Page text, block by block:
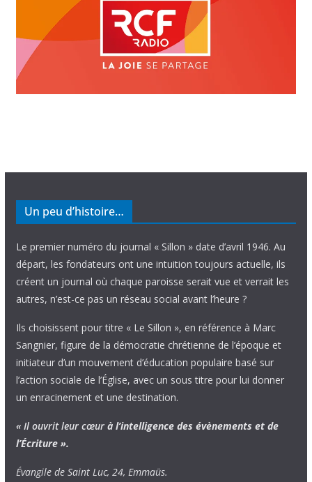
Un peu d’histoire…
Le premier numéro du journal « Sillon » date d’avril 1946. Au
départ, les fondateurs ont une intuition toujours actuelle, ils
créent un journal où chaque paroisse serait vue et verrait les
autres, n’est-ce pas un réseau social avant l’heure ?
Ils choisissent pour titre « Le Sillon », en référence à Marc
Sangnier, figure de la démocratie chrétienne de l’époque et
initiateur d’un mouvement d’éducation populaire basé sur
l’action sociale de l’Église, avec un sous titre pour lui donner
un enracinement et une destination.
« Il ouvrit leur cœur à l’intelligence des évènements et de
l’Écriture ».
Évangile de Saint Luc, 24, Emmaüs.